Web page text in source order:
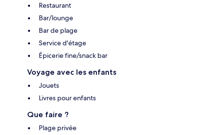
Restaurant
Bar/lounge
Bar de plage
Service d'étage
Épicerie fine/snack bar
Voyage avec les enfants
Jouets
Livres pour enfants
Que faire ?
Plage privée